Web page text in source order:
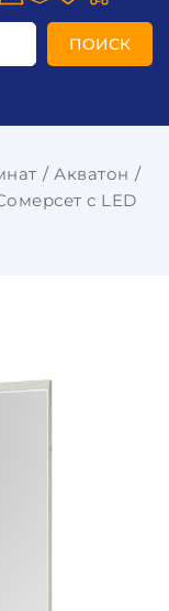
ПОИСК
Акватон
с LED